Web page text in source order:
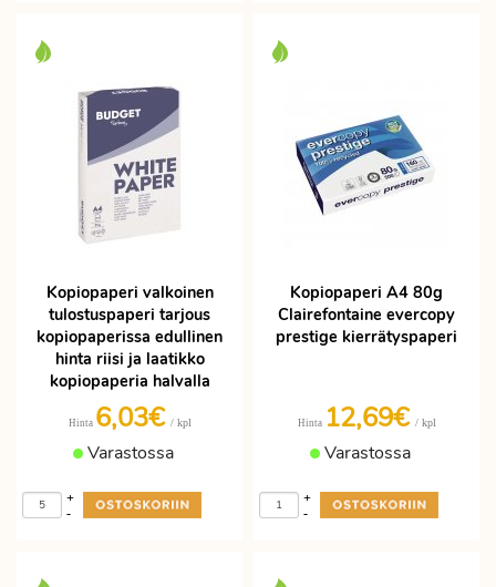
Kopiopaperi valkoinen
tulostuspaperi tarjous
kopiopaperissa edullinen
hinta riisi ja laatikko
kopiopaperia halvalla
Hinta 6,03€ / kpl
Varastossa
-
+
Kopiopaperi A4 80g
Clairefontaine evercopy
prestige kierrätyspaperi
Hinta 12,69€ / kpl
Varastossa
-
+